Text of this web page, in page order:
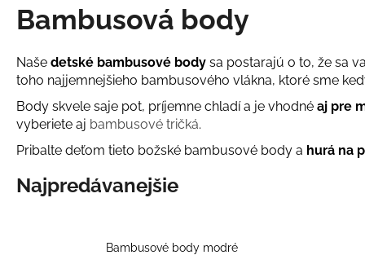
Bambusová body
Naše detské bambusové body sa postarajú o to, že sa
toho najjemnejšieho bambusového vlákna, ktoré sme
Body skvele saje pot, príjemne chladí a je vhodné aj pre
vyberiete aj bambusové tričká.
Pribalte deťom tieto božské bambusové body a hurá na
Najpredávanejšie
Bambusové body modré
DETSKÝ LETNÝ KLOBÚČIK UV 30 S